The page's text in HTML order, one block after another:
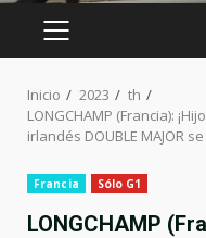
MENÚ
Inicio 2023
th
LONGCHAMP (Francia):
irlandés DOUBLE MAJOR
Francia Sólo G1
LONGCHAMP